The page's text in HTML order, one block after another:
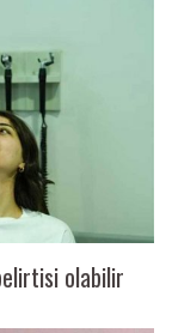
olabilir